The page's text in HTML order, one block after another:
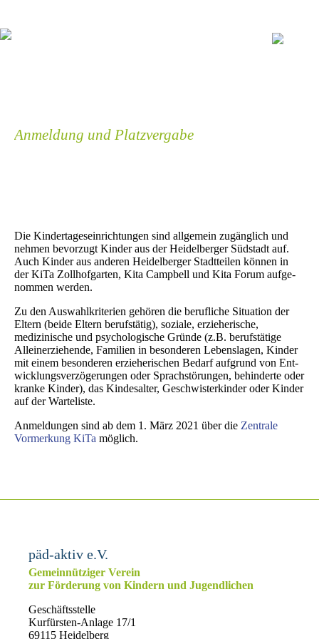
Navigation
Anmeldung und Platzvergabe
Die Kindertageseinrichtungen sind allgemein zu­gäng­lich und
nehmen be­vor­zugt Kinder aus der Heidel­berger Süd­stadt auf.
Auch Kinder aus anderen Heidel­berger Stadt­teilen können in
der KiTa Zollhofgarten, Kita Campbell und Kita Forum auf­ge­
nommen werden.
Zu den Auswahlkriterien gehören die beruf­liche Situation der
Eltern (beide Eltern berufs­tätig), soziale, erzieherische,
medizinische und psychologische Gründe (z.B. berufs­tätige
Allein­erziehende, Familien in besonderen Lebens­lagen, Kinder
mit einem besonderen erzieherischen Bedarf aufgrund von Ent­
wicklungs­verzögerungen oder Sprach­störungen, behinderte oder
kranke Kinder), das Kinde­salter, Geschwister­kinder oder Kinder
auf der Warte­liste.
Anmeldungen sind ab dem 1. März 2021 über die Zentrale
Vormerkung KiTa möglich.
päd-aktiv e.V.
Gemeinnütziger Verein
zur Förderung von Kindern und Jugendlichen
Geschäftsstelle
Kurfürsten-Anlage 17/1
69115 Heidelberg